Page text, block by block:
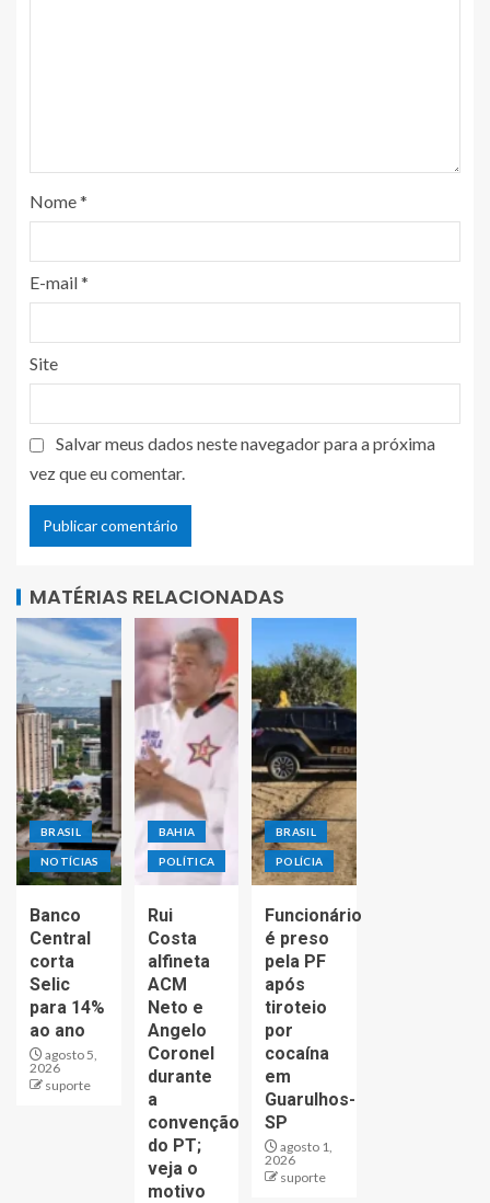
Nome*
E-mail*
Site
Salvar meus dados neste navegador para a próxima
vez que eu comentar.
MATÉRIAS RELACIONADAS
BRASIL
NOTÍCIAS
Banco
Central
corta
Selic
para 14%
ao ano
agosto 5,
2026
suporte
BAHIA
POLÍTICA
Rui
Costa
alfineta
ACM
Neto e
Angelo
Coronel
durante
a
convenção
do PT;
veja o
motivo
BRASIL
POLÍCIA
Funcionário
é preso
pela PF
após
tiroteio
por
cocaína
em
Guarulhos-
SP
agosto 1,
2026
suporte